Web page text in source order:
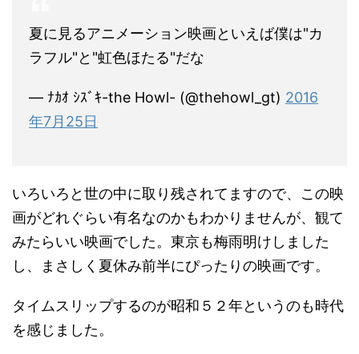
夏に見るアニメーション映画といえば僕は"カ
ラフル"と"虹色ほたる"だな
— ﾅｶｵ ｼｽﾞｷ-the Howl- (@thehowl_gt) 2016
年7月25日
いろいろと世の中に取り残されてますので、この映
画がどれぐらい有名なのかもわかりませんが、観て
みたらいい映画でした。東京も梅雨明けしました
し、まさしく夏休み前半にぴったりの映画です。
タイムスリップするのが昭和５２年というのも時代
を感じました。